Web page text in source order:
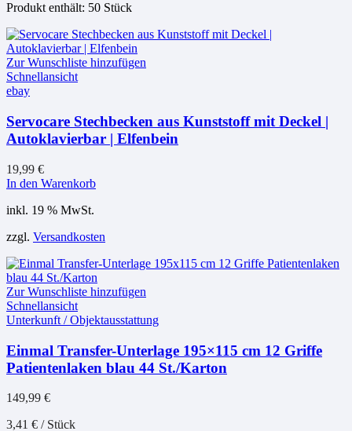
Produkt enthält: 50 Stück
Zur Wunschliste hinzufügen
Schnellansicht
ebay
Servocare Stechbecken aus Kunststoff mit Deckel |
Autoklavierbar | Elfenbein
19,99 €
In den Warenkorb
inkl. 19 % MwSt.
zzgl. Versandkosten
Zur Wunschliste hinzufügen
Schnellansicht
Unterkunft / Objektausstattung
Einmal Transfer-Unterlage 195×115 cm 12 Griffe
Patientenlaken blau 44 St./Karton
149,99 €
3,41 € / Stück